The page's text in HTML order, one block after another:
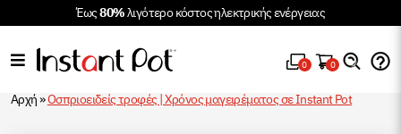
Έως80%λιγότερο κόστος ηλεκτρικής ενέργειας
0 0
Αρχή»Οσπριοειδείς τροφές | Χρόνος μαγειρέματος σε Instant Pot